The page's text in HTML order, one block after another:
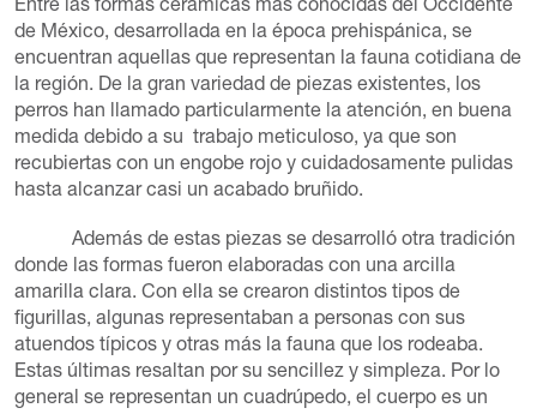
Entre las formas cerámicas más conocidas del Occidente
de México, desarrollada en la época prehispánica, se
encuentran aquellas que representan la fauna cotidiana de
la región. De la gran variedad de piezas existentes, los
perros han llamado particularmente la atención, en buena
medida debido a su trabajo meticuloso, ya que son
recubiertas con un engobe rojo y cuidadosamente pulidas
hasta alcanzar casi un acabado bruñido.
Además de estas piezas se desarrolló otra tradición
donde las formas fueron elaboradas con una arcilla
amarilla clara. Con ella se crearon distintos tipos de
figurillas, algunas representaban a personas con sus
atuendos típicos y otras más la fauna que los rodeaba.
Estas últimas resaltan por su sencillez y simpleza. Por lo
general se representan un cuadrúpedo, el cuerpo es un